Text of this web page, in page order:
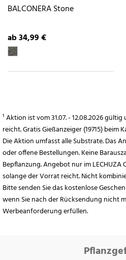
BALCONERA Stone
ab 34,99 €
¹ Aktion ist vom 31.07. - 12.08.2026
reicht. Gratis Gießanzeiger (19715) beim
Die Aktion umfasst alle Substrate. Das
oder offene Bestellungen. Keine
Bepflanzung. Angebot nur im
solange der Vorrat reicht. Nicht
Bitte senden Sie das kostenlose
wenn Sie nach der Rücksendung nicht
Werbeanforderung erfüllen.